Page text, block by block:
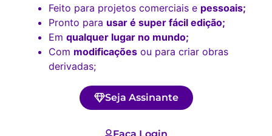
Feito para projetos comerciais e pessoais;
Pronto para usar é super fácil edição;
Em qualquer lugar no mundo;
Com modificações ou para criar obras
derivadas;
Seja Assinante